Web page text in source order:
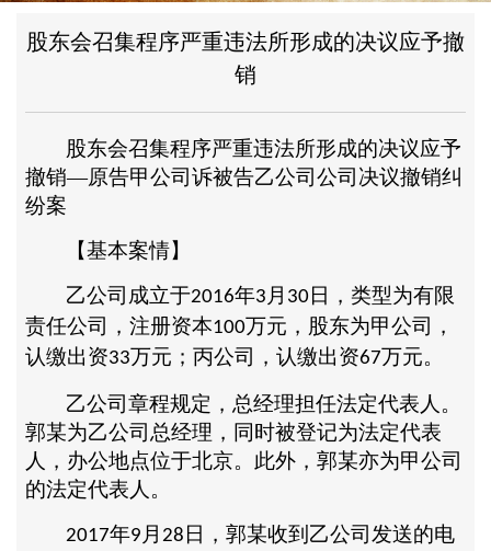
股东会召集程序严重违法所形成的决议应予撤
销
股东会召集程序严重违法所形成的决议应予
撤销—原告甲公司诉被告乙公司公司决议撤销纠
纷案
【基本案情】
乙公司成立于2016年3 月 30日，类型为有限
责任公司，注册资本100万元，股东为甲公司，
认缴出资33万元；丙公司，认缴出资67万元。
乙公司章程规定，总经理担任法定代表人。
郭某为乙公司总经理，同时被登记为法定代表
人，办公地点位于北京。此外，郭某亦为甲公司
的法定代表人。
2017年9 月 28 日，郭某收到乙公司发送的电